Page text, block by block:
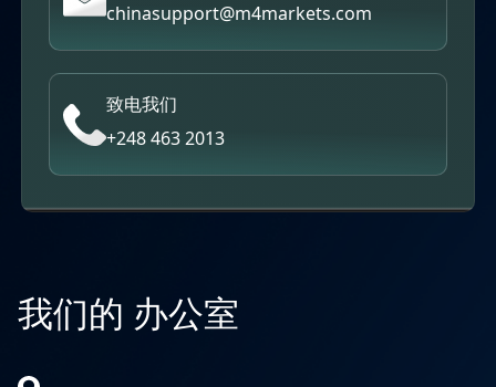
chinasupport@m4markets.com
致电我们
+248 463 2013
我们的 办公室